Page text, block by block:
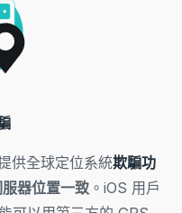
供全球定位系統欺騙功
器位置一致 。iOS 用戶